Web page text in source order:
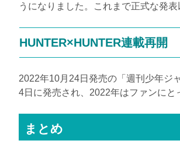
うになりました。これまで正式な発
HUNTER×HUNTER連載再開
2022年10月24日発売の「週刊少年ジ
4日に発売され、2022年はファンにと
まとめ